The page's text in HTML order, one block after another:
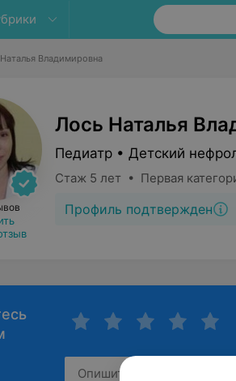
Владимировна
Лось Наталья
Педиатр • Детский
Стаж 5 лет • Первая
Профиль подтвержден